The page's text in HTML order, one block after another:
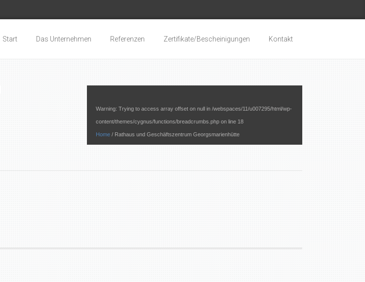
Start Das Unternehmen Referenzen Zertifikate/Bescheinigungen Kontakt
Warning: Trying to access array offset on null in /webspaces/11/u007295/html/wp-
content/themes/cygnus/functions/breadcrumbs.php on line 18
Home / Rathaus und Geschäftszentrum Georgsmarienhütte